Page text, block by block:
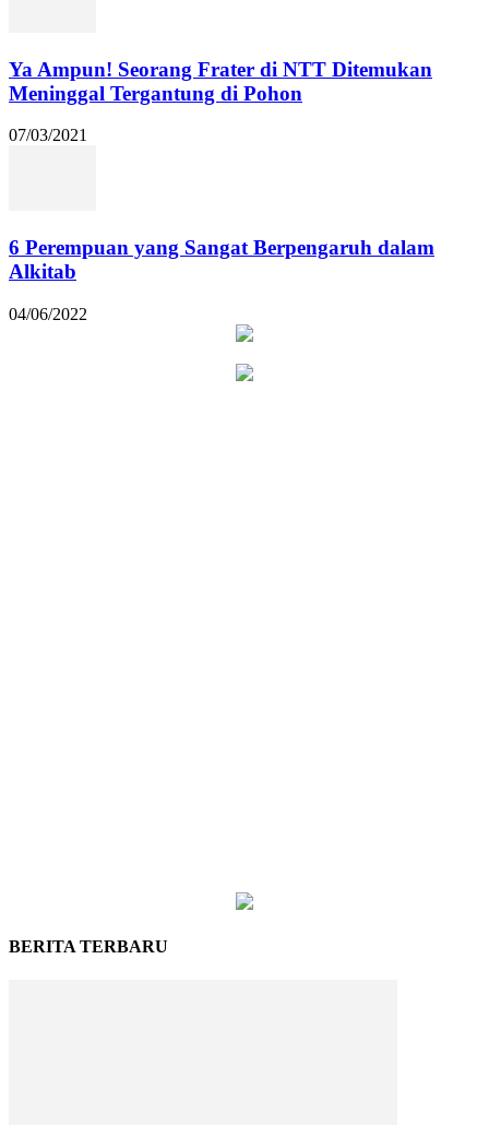
Ya Ampun! Seorang Frater di NTT Ditemukan
Meninggal Tergantung di Pohon
07/03/2021
6 Perempuan yang Sangat Berpengaruh dalam
Alkitab
04/06/2022
BERITA TERBARU